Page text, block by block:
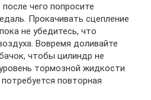
чего попросите
Прокачивать сцепление
не убедитесь, что
Вовремя доливайте
чтобы цилиндр не
тормозной жидкости
повторная